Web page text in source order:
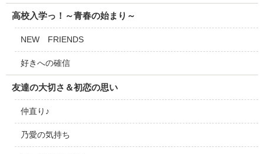
高校入学っ！～青春の始まり～
NEW FRIENDS
好きへの確信
友達の大切さ＆初恋の思い
仲直り♪
乃愛の気持ち